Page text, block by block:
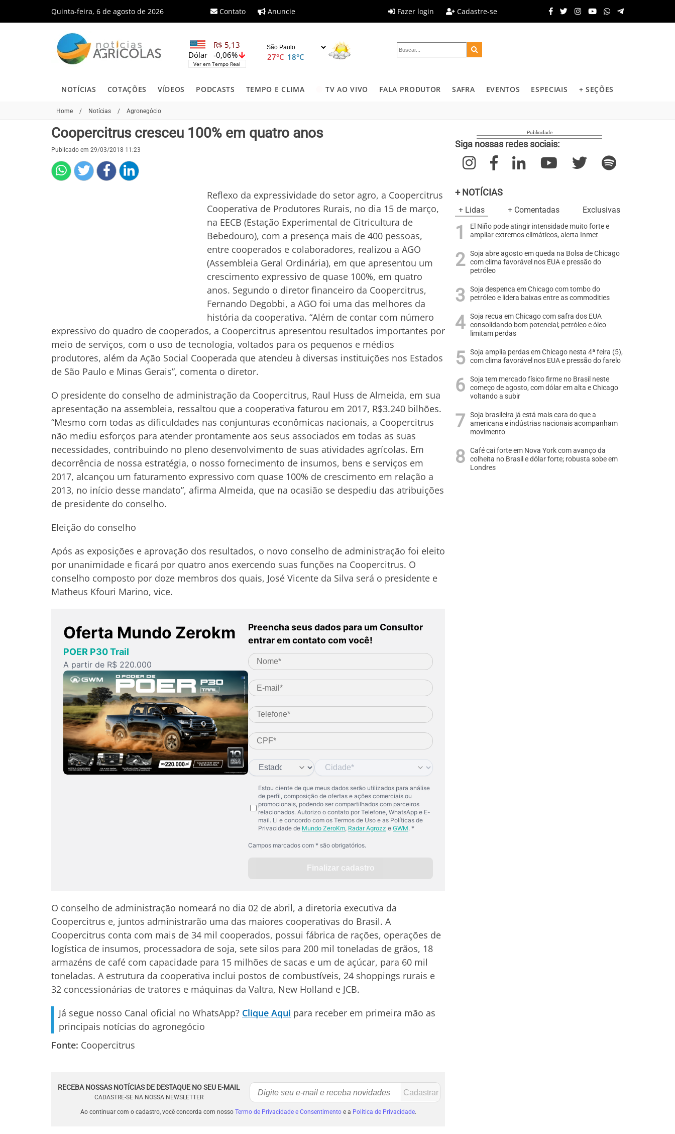
Quinta-feira, 6 de agosto de 2026 Contato Anuncie Fazer login Cadastre-se
R$ 5,13
-0,06%
Dólar
Ver em Tempo Real
27°C 18°C
NOTÍCIAS COTAÇÕES VÍDEOS PODCASTS TEMPO E CLIMA TV AO VIVO FALA PRODUTOR SAFRA EVENTOS ESPECIAIS + SEÇÕES
Home / Notícias / Agronegócio
Coopercitrus cresceu 100% em quatro anos
Publicado em 29/03/2018 11:23
Reflexo da expressividade do setor agro, a Coopercitrus
Cooperativa de Produtores Rurais, no dia 15 de março,
na EECB (Estação Experimental de Citricultura de
Bebedouro), com a presença mais de 400 pessoas,
entre cooperados e colaboradores, realizou a AGO
(Assembleia Geral Ordinária), em que apresentou um
crescimento expressivo de quase 100%, em quatro
anos. Segundo o diretor financeiro da Coopercitrus,
Fernando Degobbi, a AGO foi uma das melhores da
história da cooperativa. “Além de contar com número
expressivo do quadro de cooperados, a Coopercitrus apresentou resultados importantes por
meio de serviços, com o uso de tecnologia, voltados para os pequenos e médios
produtores, além da Ação Social Cooperada que atendeu à diversas instituições nos Estados
de São Paulo e Minas Gerais”, comenta o diretor.
O presidente do conselho de administração da Coopercitrus, Raul Huss de Almeida, em sua
apresentação na assembleia, ressaltou que a cooperativa faturou em 2017, R$3.240 bilhões.
“Mesmo com todas as dificuldades nas conjunturas econômicas nacionais, a Coopercitrus
não mediu esforços para atender prontamente aos seus associados em todas as suas
necessidades, contribuindo no pleno desenvolvimento de suas atividades agrícolas. Em
decorrência de nossa estratégia, o nosso fornecimento de insumos, bens e serviços em
2017, alcançou um faturamento expressivo com quase 100% de crescimento em relação a
2013, no início desse mandato”, afirma Almeida, que na ocasião se despediu das atribuições
de presidente do conselho.
Eleição do conselho
Após as exposições e aprovação dos resultados, o novo conselho de administração foi eleito
por unanimidade e ficará por quatro anos exercendo suas funções na Coopercitrus. O
conselho composto por doze membros dos quais, José Vicente da Silva será o presidente e
Matheus Kfouri Marino, vice.
O conselho de administração nomeará no dia 02 de abril, a diretoria executiva da
Coopercitrus e, juntos administrarão uma das maiores cooperativas do Brasil. A
Coopercitrus conta com mais de 34 mil cooperados, possui fábrica de rações, operações de
logística de insumos, processadora de soja, sete silos para 200 mil toneladas de grãos, 18
armazéns de café com capacidade para 15 milhões de sacas e um de açúcar, para 60 mil
toneladas. A estrutura da cooperativa inclui postos de combustíveis, 24 shoppings rurais e
32 concessionárias de tratores e máquinas da Valtra, New Holland e JCB.
Já segue nosso Canal oficial no WhatsApp? Clique Aqui para receber em primeira mão as
principais notícias do agronegócio
Fonte: Coopercitrus
RECEBA NOSSAS NOTÍCIAS DE DESTAQUE NO SEU E-MAIL
CADASTRE-SE NA NOSSA NEWSLETTER
Ao continuar com o cadastro, você concorda com nosso Termo de Privacidade e Consentimentoe a Política de Privacidade.
Siga nossas redes sociais:
+ NOTÍCIAS
+ Lidas + Comentadas Exclusivas
El Niño pode atingir intensidade muito forte e
ampliar extremos climáticos, alerta Inmet
Soja abre agosto em queda na Bolsa de Chicago
com clima favorável nos EUA e pressão do
petróleo
Soja despenca em Chicago com tombo do
petróleo e lidera baixas entre as commodities
Soja recua em Chicago com safra dos EUA
consolidando bom potencial; petróleo e óleo
limitam perdas
Soja amplia perdas em Chicago nesta 4ª feira (5),
com clima favorável nos EUA e pressão do farelo
Soja tem mercado físico firme no Brasil neste
começo de agosto, com dólar em alta e Chicago
voltando a subir
Soja brasileira já está mais cara do que a
americana e indústrias nacionais acompanham
movimento
Café cai forte em Nova York com avanço da
colheita no Brasil e dólar forte; robusta sobe em
Londres